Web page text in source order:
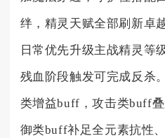
绊，精灵天赋全部刷新卓
日常优先升级主战精灵等
残血阶段触发可完成反杀
类增益buff，攻击类buff
御类buff补足全元素抗性